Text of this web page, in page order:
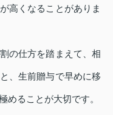
高くなることがありま
の仕方を踏まえて、相
、生前贈与で早めに移
めることが大切です。